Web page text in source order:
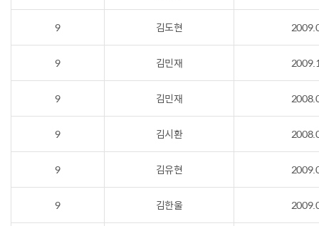
9 김도현
9 김민재
9 김민재
9 김시환
9 김유현
9 김한울